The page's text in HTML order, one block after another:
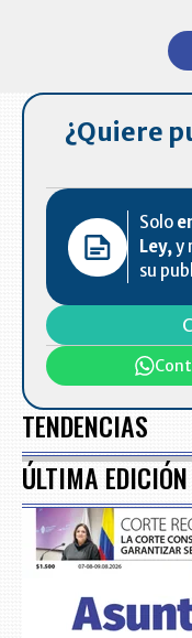
¿Quiere
Solo
Ley,y
su
TENDENCIAS
ÚLTIMA